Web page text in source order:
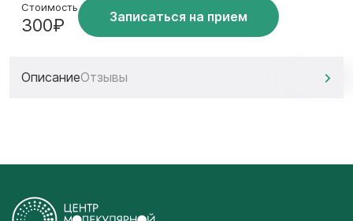
Стоимость
300₽ Записаться на прием
ОписаниеОтзывы